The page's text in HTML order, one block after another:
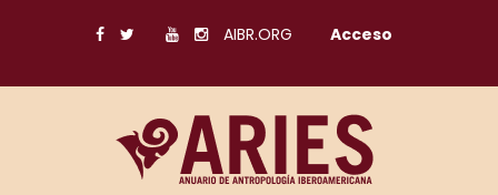
AIBR.ORG Acceso